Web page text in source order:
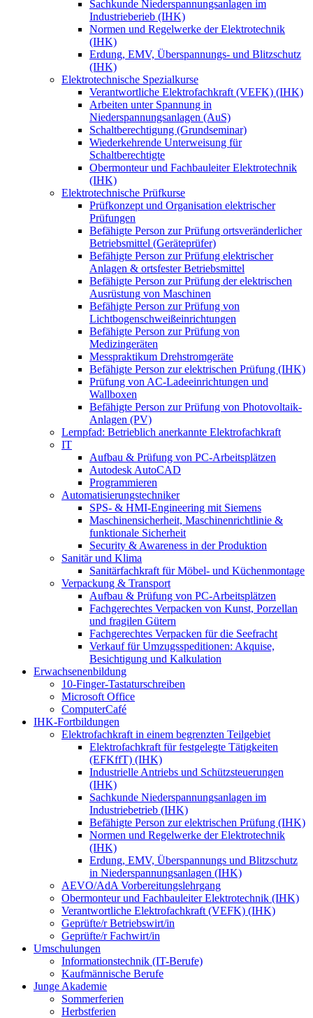
Sachkunde Niederspannungsanlagen im
Industrieberieb (IHK)
Normen und Regelwerke der Elektrotechnik
(IHK)
Erdung, EMV, Überspannungs- und Blitzschutz
(IHK)
Elektrotechnische Spezialkurse
Verantwortliche Elektrofachkraft (VEFK) (IHK)
Arbeiten unter Spannung in
Niederspannungsanlagen (AuS)
Schaltberechtigung (Grundseminar)
Wiederkehrende Unterweisung für
Schaltberechtigte
Obermonteur und Fachbauleiter Elektrotechnik
(IHK)
Elektrotechnische Prüfkurse
Prüfkonzept und Organisation elektrischer
Prüfungen
Befähigte Person zur Prüfung ortsveränderlicher
Betriebsmittel (Geräteprüfer)
Befähigte Person zur Prüfung elektrischer
Anlagen & ortsfester Betriebsmittel
Befähigte Person zur Prüfung der elektrischen
Ausrüstung von Maschinen
Befähigte Person zur Prüfung von
Lichtbogenschweißeinrichtungen
Befähigte Person zur Prüfung von
Medizingeräten
Messpraktikum Drehstromgeräte
Befähigte Person zur elektrischen Prüfung (IHK)
Prüfung von AC-Ladeeinrichtungen und
Wallboxen
Befähigte Person zur Prüfung von Photovoltaik-
Anlagen (PV)
Lernpfad: Betrieblich anerkannte Elektrofachkraft
IT
Aufbau & Prüfung von PC-Arbeitsplätzen
Autodesk AutoCAD
Programmieren
Automatisierungstechniker
SPS‑ & HMI‑Engineering mit Siemens
Maschinensicherheit, Maschinenrichtlinie &
funktionale Sicherheit
Security & Awareness in der Produktion
Sanitär und Klima
Sanitärfachkraft für Möbel- und Küchenmontage
Verpackung & Transport
Aufbau & Prüfung von PC-Arbeitsplätzen
Fachgerechtes Verpacken von Kunst, Porzellan
und fragilen Gütern
Fachgerechtes Verpacken für die Seefracht
Verkauf für Umzugsspeditionen: Akquise,
Besichtigung und Kalkulation
Erwachsenenbildung
10-Finger-Tastaturschreiben
Microsoft Office
ComputerCafé
IHK-Fortbildungen
Elektrofachkraft in einem begrenzten Teilgebiet
Elektrofachkraft für festgelegte Tätigkeiten
(EFKffT) (IHK)
Industrielle Antriebs und Schützsteuerungen
(IHK)
Sachkunde Niederspannungsanlagen im
Industriebetrieb (IHK)
Befähigte Person zur elektrischen Prüfung (IHK)
Normen und Regelwerke der Elektrotechnik
(IHK)
Erdung, EMV, Überspannungs und Blitzschutz
in Niederspannungsanlagen (IHK)
AEVO/AdA Vorbereitungslehrgang
Obermonteur und Fachbauleiter Elektrotechnik (IHK)
Verantwortliche Elektrofachkraft (VEFK) (IHK)
Geprüfte/r Betriebswirt/in
Geprüfte/r Fachwirt/in
Umschulungen
Informationstechnik (IT-Berufe)
Kaufmännische Berufe
Junge Akademie
Sommerferien
Herbstferien